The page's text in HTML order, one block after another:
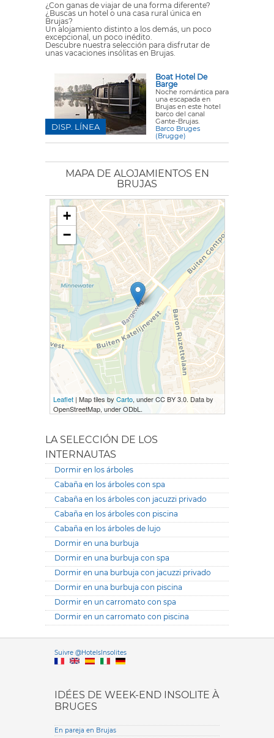
¿Con ganas de viajar de una forma diferente?
¿Buscas un hotel o una casa rural única en
Brujas?
Un alojamiento distinto a los demás, un poco
excepcional, un poco inédito.
Descubre nuestra selección para disfrutar de
unas vacaciones insólitas en Brujas.
Boat Hotel De
Barge
Noche romántica para
una escapada en
Brujas en este hotel
barco del canal
Gante-Brujas.
Barco Bruges
(Brugge)
DISP. LÍNEA
MAPA DE ALOJAMIENTOS EN
BRUJAS
+
−
Leaflet| Map tiles by Carto, under CC BY 3.0. Data by
OpenStreetMap, under ODbL.
LA SELECCIÓN DE LOS
INTERNAUTAS
Dormir en los árboles
Cabaña en los árboles con spa
Cabaña en los árboles con jacuzzi privado
Cabaña en los árboles con piscina
Cabaña en los árboles de lujo
Dormir en una burbuja
Dormir en una burbuja con spa
Dormir en una burbuja con jacuzzi privado
Dormir en una burbuja con piscina
Dormir en un carromato con spa
Dormir en un carromato con piscina
Suivre @HotelsInsolitesVersione
IDÉES DE WEEK-END INSOLITE À
BRUGES
En pareja en Brujas